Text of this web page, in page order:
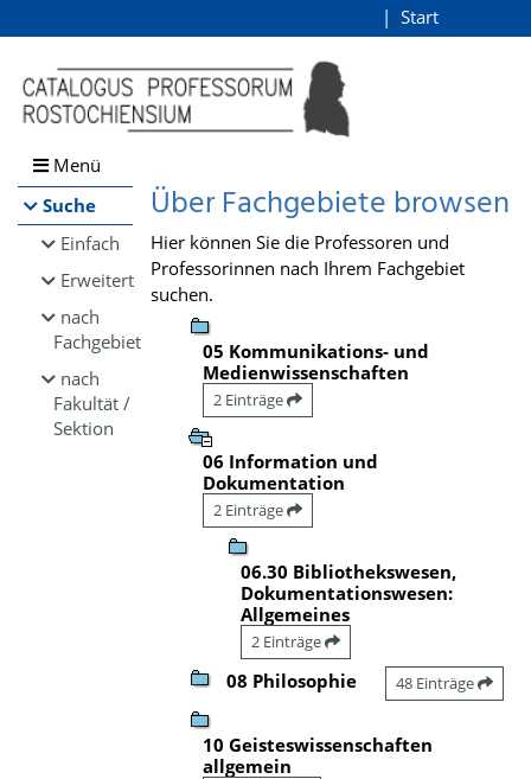
Browsen
direkt zum Inhalt
Start
Menü
Suche
Einfach
Erweitert
nach
Fachgebiet
nach
Fakultät /
Sektion
Über Fachgebiete browsen
Hier können Sie die Professoren und
Professorinnen nach Ihrem Fachgebiet
suchen.
05 Kommunikations- und
Medienwissenschaften
2 Einträge
06 Information und
Dokumentation
2 Einträge
06.30 Bibliothekswesen,
Dokumentationswesen:
Allgemeines
2 Einträge
08 Philosophie 48 Einträge
10 Geisteswissenschaften
allgemein